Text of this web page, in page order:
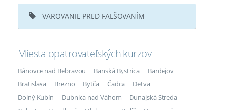
VAROVANIE PRED FALŠOVANÍM
Miesta opatrovateľských kurzov
Bánovce nad Bebravou Banská Bystrica
Bardejov
Bratislava
Brezno Bytča Čadca
Detva
Dolný Kubín
Dubnica nad Váhom
Dunajská Streda